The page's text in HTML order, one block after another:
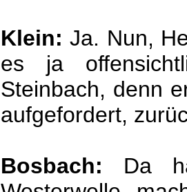
Klein: Ja. Nun,
es ja
Steinbach, denn
aufgefordert,
Bosbach: Da